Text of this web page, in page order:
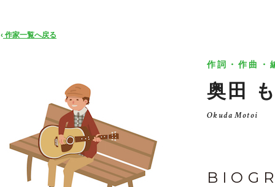
‹ 作家一覧へ戻る
作詞・作曲・
奥田
Okuda Motoi